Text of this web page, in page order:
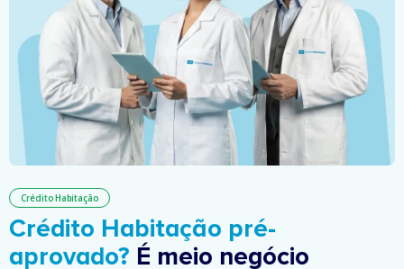
Crédito Habitação
Crédito Habitação pré-
aprovado? É meio negócio